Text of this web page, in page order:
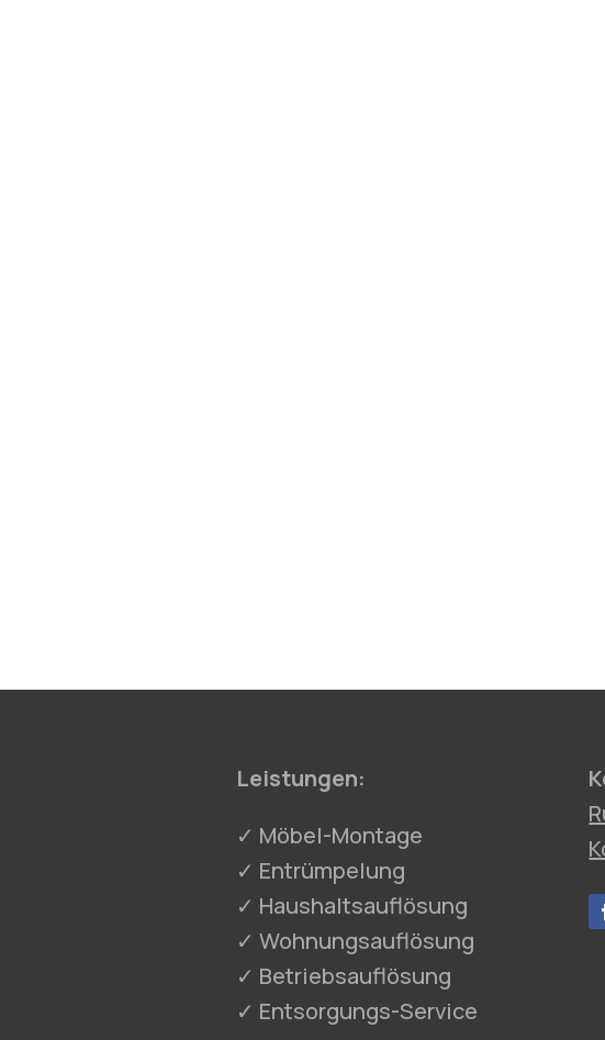
Leistungen:
✓ Möbel-Montage
✓ Entrümpelung
✓ Haushaltsauflösung
✓ Wohnungsauflösung
✓ Betriebsauflösung
✓ Entsorgungs-Service